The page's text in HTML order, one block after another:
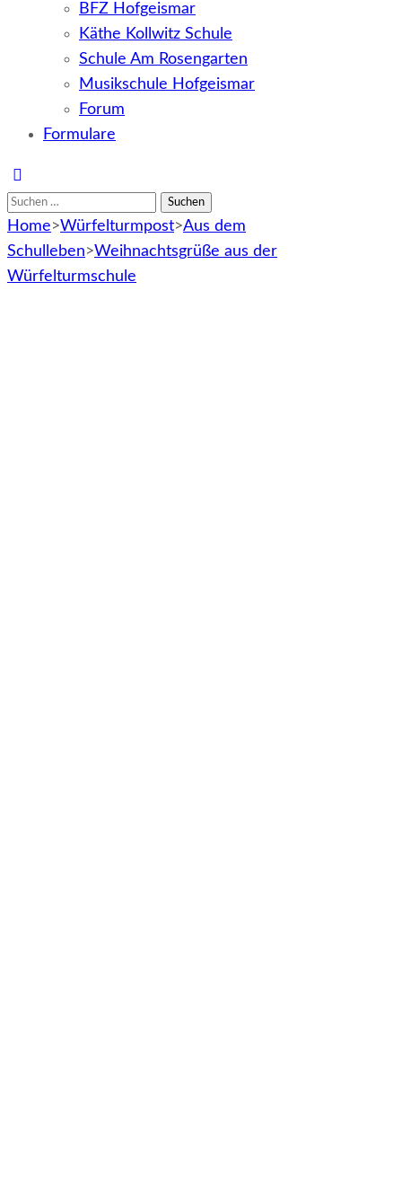
BFZ Hofgeismar
Käthe Kollwitz Schule
Schule Am Rosengarten
Musikschule Hofgeismar
Forum
Formulare
Suchen
nach:
Home>Würfelturmpost>Aus dem
Schulleben>Weihnachtsgrüße aus der
Würfelturmschule